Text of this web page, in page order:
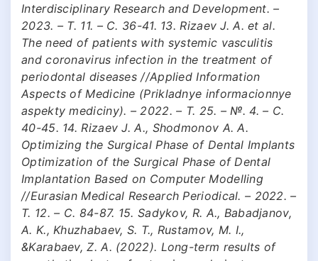
Interdisciplinary Research and Development. –
2023. – Т. 11. – С. 36-41. 13. Rizaev J. A. et al.
The need of patients with systemic vasculitis
and coronavirus infection in the treatment of
periodontal diseases //Applied Information
Aspects of Medicine (Prikladnye informacionnye
aspekty mediciny). – 2022. – Т. 25. – №. 4. – С.
40-45. 14. Rizaev J. A., Shodmonov A. A.
Optimizing the Surgical Phase of Dental Implants
Optimization of the Surgical Phase of Dental
Implantation Based on Computer Modelling
//Eurasian Medical Research Periodical. – 2022. –
Т. 12. – С. 84-87. 15. Sadykov, R. A., Babadjanov,
A. K., Khuzhabaev, S. T., Rustamov, M. I.,
&Karabaev, Z. A. (2022). Long-term results of